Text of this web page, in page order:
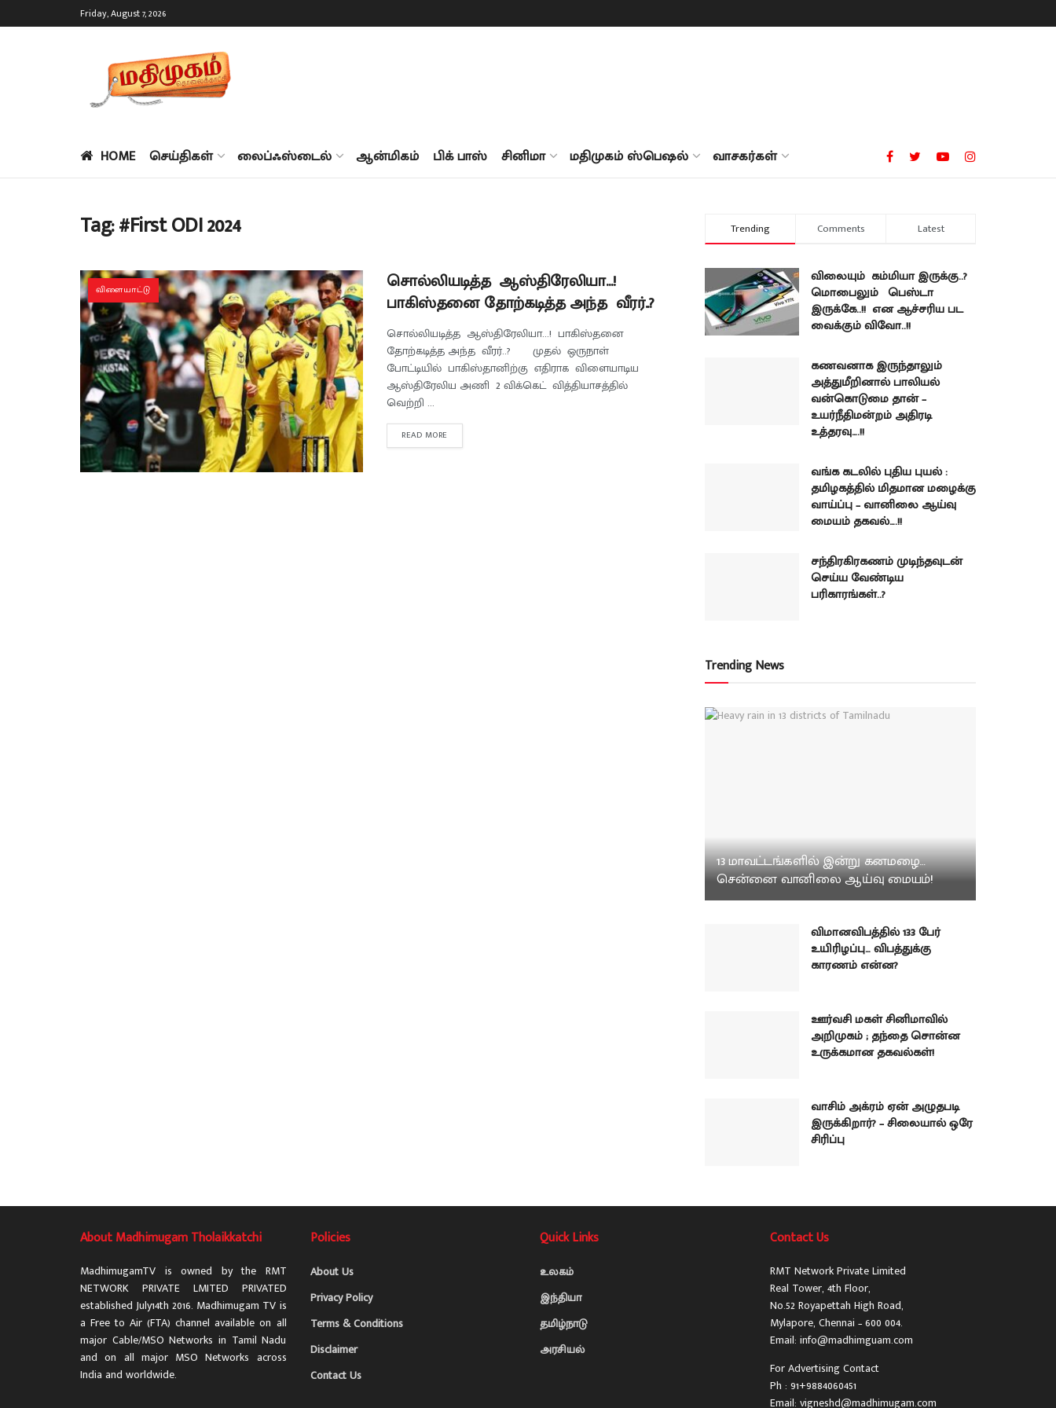
Friday, August 7, 2026
HOME செய்திகள் லைப்ஃஸ்டைல் ஆன்மிகம் பிக் பாஸ் சினிமா மதிமுகம் ஸ்பெஷல் வாசகர்கள்
Tag:#First ODI 2024
விளையாட்டு
சொல்லியடித்த ஆஸ்திரேலியா…!
பாகிஸ்தனை தோற்கடித்த அந்த வீரர்..?
சொல்லியடித்த ஆஸ்திரேலியா...! பாகிஸ்தனை
தோற்கடித்த அந்த வீரர்..? முதல் ஒருநாள்
போட்டியில் பாகிஸ்தானிற்கு எதிராக விளையாடிய
ஆஸ்திரேலிய அணி 2 விக்கெட் வித்தியாசத்தில்
வெற்றி ...
READ MORE
Trending Comments Latest
விலையும் கம்மியா இருக்கு..?
மொபைலும் பெஸ்டா
இருக்கே..!! என ஆச்சரிய பட
வைக்கும் விவோ..!!
கணவனாக இருந்தாலும்
அத்துமீறினால் பாலியல்
வன்கொடுமை தான் –
உயர்நீதிமன்றம் அதிரடி
உத்தரவு….!!
வங்க கடலில் புதிய புயல் :
தமிழகத்தில் மிதமான மழைக்கு
வாய்ப்பு – வானிலை ஆய்வு
மையம் தகவல்….!!
சந்திரகிரகணம் முடிந்தவுடன்
செய்ய வேண்டிய
பரிகாரங்கள்..?
Trending News
13 மாவட்டங்களில் இன்று கனமழை…
சென்னை வானிலை ஆய்வு மையம்!
விமானவிபத்தில் 133 பேர்
உயிரிழப்பு… விபத்துக்கு
காரணம் என்ன?
ஊர்வசி மகள் சினிமாவில்
அறிமுகம் ; தந்தை சொன்ன
உருக்கமான தகவல்கள்!
வாசிம் அக்ரம் ஏன் அழுதபடி
இருக்கிறார்? – சிலையால் ஒரே
சிரிப்பு
About Madhimugam Tholaikkatchi
MadhimugamTV is owned by the RMT
NETWORK PRIVATE LMITED PRIVATED
established July14th 2016. Madhimugam TV is
a Free to Air (FTA) channel available on all
major Cable/MSO Networks in Tamil Nadu
and on all major MSO Networks across
India and worldwide.
Policies
About Us
Privacy Policy
Terms & Conditions
Disclaimer
Contact Us
Quick Links
உலகம்
இந்தியா
தமிழ்நாடு
அரசியல்
Contact Us
RMT Network Private Limited
Real Tower, 4th Floor,
No.52 Royapettah High Road,
Mylapore, Chennai – 600 004.
Email: info@madhimguam.com
For Advertising Contact
Ph : 91+9884060451
Email: vigneshd@madhimugam.com